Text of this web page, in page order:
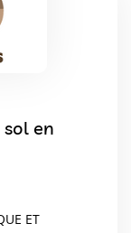
en
ET